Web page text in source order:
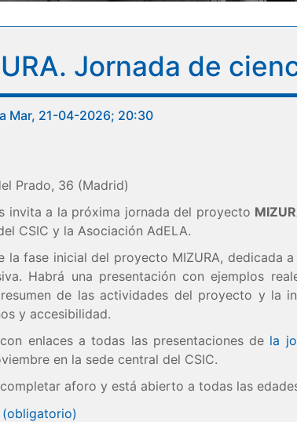
Jornada de
Mar, 21-04-2026; 20:30
Prado, 36 (Madrid)
invita a la próxima jornada del proyecto
CSIC y la Asociación AdELA.
la fase inicial del proyecto MIZURA, dedicada
Habrá una presentación con ejemplos
de las actividades del proyecto y la
y accesibilidad.
enlaces a todas las presentaciones de la
en la sede central del CSIC.
aforo y está abierto a todas las